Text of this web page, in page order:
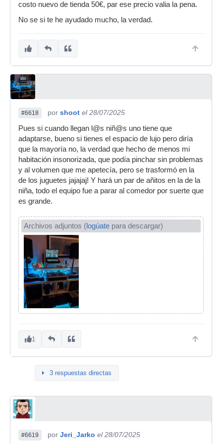
costo nuevo de tienda 50€, par ese precio valia la pena.
No se si te he ayudado mucho, la verdad.
#6618 por shoot el 28/07/2025
Pues si cuando llegan l@s niñ@s uno tiene que
adaptarse, bueno si tienes el espacio de lujo pero diría
que la mayoría no, la verdad que hecho de menos mi
habitación insonorizada, que podía pinchar sin problemas
y al volumen que me apetecía, pero se trasformó en la
de los juguetes jajajaj! Y hará un par de añitos en la de la
niña, todo el equipo fue a parar al comedor por suerte que
es grande.
Archivos adjuntos (logúate para descargar)
1
3 respuestas directas
#6619 por Jeri_Jarko el 28/07/2025